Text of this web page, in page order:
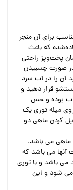
برای آن منجر
که باعث
پخت‌وپز راحتی
در صورت چسبیدن
آن را در آب سرد
قرار دهید و
بوده و حس
میله توری یک
کردن ماهی دو
ماهی می باشد.
می باشد که
می باشد و با توری
می شود و این